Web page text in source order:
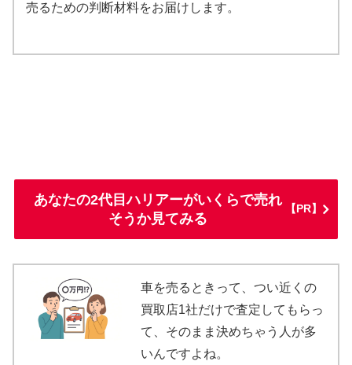
売るための判断材料をお届けします。
あなたの2代目ハリアーがいくらで売れ
そうか見てみる
【PR】
車を売るときって、つい近くの
買取店1社だけで査定してもらっ
て、そのまま決めちゃう人が多
いんですよね。